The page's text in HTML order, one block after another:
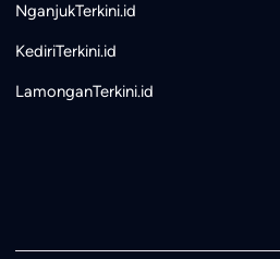
NganjukTerkini.id
KediriTerkini.id
LamonganTerkini.id